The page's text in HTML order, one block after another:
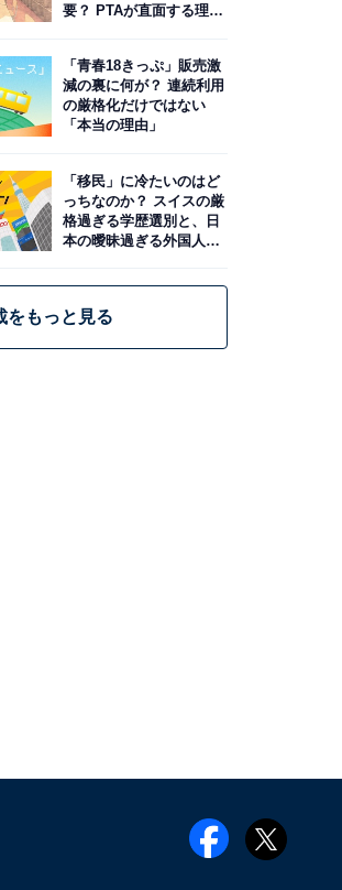
要？ PTAが直面する理想
「青春18きっぷ」販売激
減の裏に何が？ 連続利用
の厳格化だけではない
「本当の理由」
「移民」に冷たいのはど
っちなのか？ スイスの厳
格過ぎる学歴選別と、日
本の曖昧過ぎる外国人政
をもっと見る